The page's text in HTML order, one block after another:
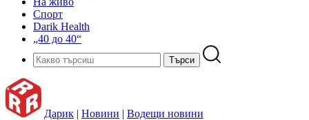
Спорт
Darik Health
„40 до 40“
Дарик | Новини | Водещи новини